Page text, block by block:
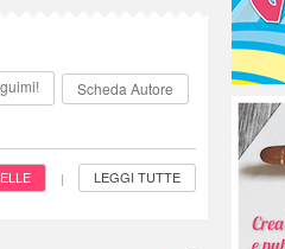
Scheda Autore
| LEGGI TUTTE